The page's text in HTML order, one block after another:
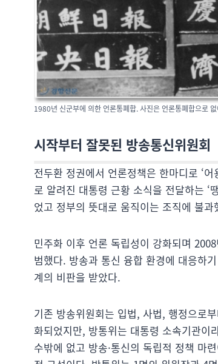
1980년 신군부에 의한 언론통폐합. 사진은 언론통폐합으로
시작부터 잘못된 방송통신위원회
전두환 정권에서 언론정책은 한마디로 ‘
로 알려진 대통령 근황 소식을 전달하는 ‘
었고 정부의 뜻대로 움직이는 조직에 불과
민주화 이후 언론 독립성이 강화되며
범했다. 방송과 통신 융합 환경에 대응하
계의 비판을 받았다.
기존 방송위원회는 입법, 사법, 행정으로
화되었지만, 방통위는 대통령 소속기관이
수밖에 없고 방송·통신의 독립적 정책 마